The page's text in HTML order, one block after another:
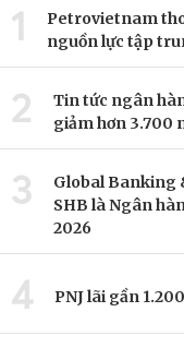
1
Petrovietnam
nguồn lực tập
2
Tin tức ngân
giảm hơn 3.700
3
Global Banking
SHB là Ngân
2026
4 PNJ lãi gần